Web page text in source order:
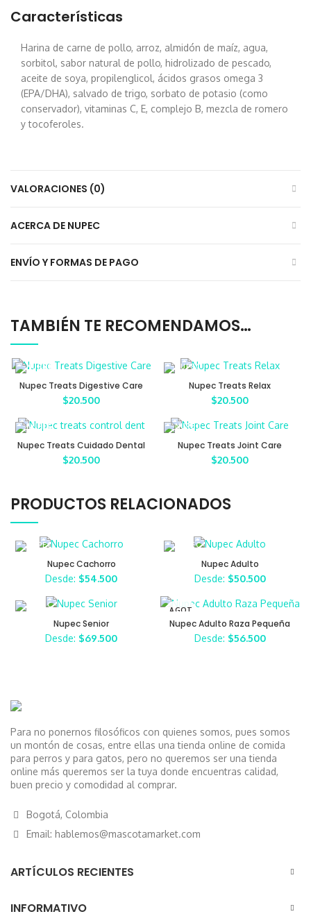
Características
Harina de carne de pollo, arroz, almidón de maíz, agua,
sorbitol, sabor natural de pollo, hidrolizado de pescado,
aceite de soya, propilenglicol, ácidos grasos omega 3
(EPA/DHA), salvado de trigo, sorbato de potasio (como
conservador), vitaminas C, E, complejo B, mezcla de romero
y tocoferoles.
VALORACIONES (0)
ACERCA DE NUPEC
ENVÍO Y FORMAS DE PAGO
TAMBIÉN TE RECOMENDAMOS…
Nupec Treats Digestive Care
$20.500
Nupec Treats Relax
$20.500
Nupec Treats Cuidado Dental
$20.500
Nupec Treats Joint Care
$20.500
PRODUCTOS RELACIONADOS
Nupec Cachorro
Desde: $54.500
Nupec Adulto
Desde: $50.500
Nupec Senior
Desde: $69.500
AGOT
Nupec Adulto Raza Pequeña
Desde: $56.500
Para no ponernos filosóficos con quienes somos, pues somos
un montón de cosas, entre ellas una tienda online de comida
para perros y para gatos, pero no queremos ser una tienda
online más queremos ser la tuya donde encuentras calidad,
buen precio y comodidad al comprar.
Bogotá, Colombia
Email: hablemos@mascotamarket.com
ARTÍCULOS RECIENTES
INFORMATIVO